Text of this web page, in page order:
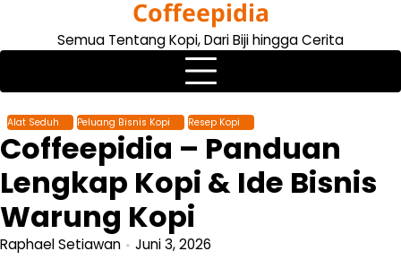
content
Coffeepidia
Semua Tentang Kopi, Dari Biji hingga Cerita
Alat Seduh Peluang Bisnis Kopi Resep Kopi
Coffeepidia – Panduan
Lengkap Kopi & Ide Bisnis
Warung Kopi
Raphael Setiawan Juni 3, 2026